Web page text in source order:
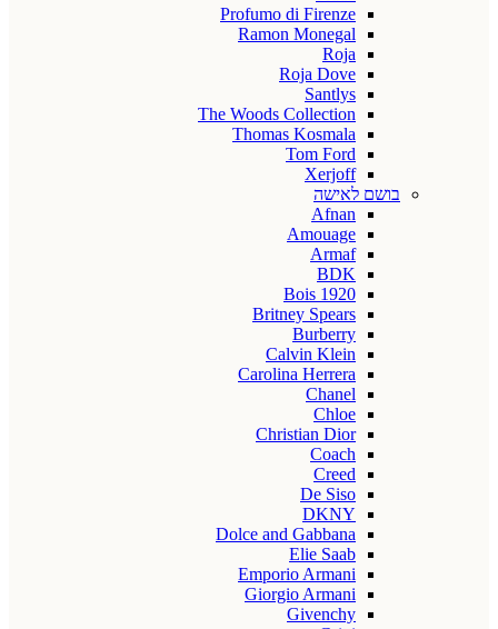
Profumo di Firenze
Ramon Monegal
Roja
Roja Dove
Santlys
The Woods Collection
Thomas Kosmala
Tom Ford
Xerjoff
בושם לאישה
Afnan
Amouage
Armaf
BDK
Bois 1920
Britney Spears
Burberry
Calvin Klein
Carolina Herrera
Chanel
Chloe
Christian Dior
Coach
Creed
De Siso
DKNY
Dolce and Gabbana
Elie Saab
Emporio Armani
Giorgio Armani
Givenchy